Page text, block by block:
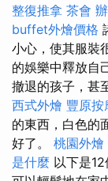
整復推拿 茶會
buffet外燴價格
小心，使其服裝
的娛樂中釋放自
撤退的孩子，甚
西式外燴 豐原按
的東西，白色的
好了。 桃園外燴
是什麼 以下是